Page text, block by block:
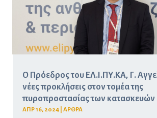
Ο Πρόεδρος του ΕΛ.Ι.ΠΥ.ΚΑ, Γ.
νέες προκλήσεις στον τομέα της
πυροπροστασίας των κατασκευών
ΑΠΡ 16, 2024| ΑΡΘΡΑ